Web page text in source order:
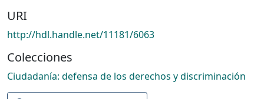
URI
http://hdl.handle.net/11181/6063
Colecciones
Ciudadanía: defensa de los derechos y discriminación